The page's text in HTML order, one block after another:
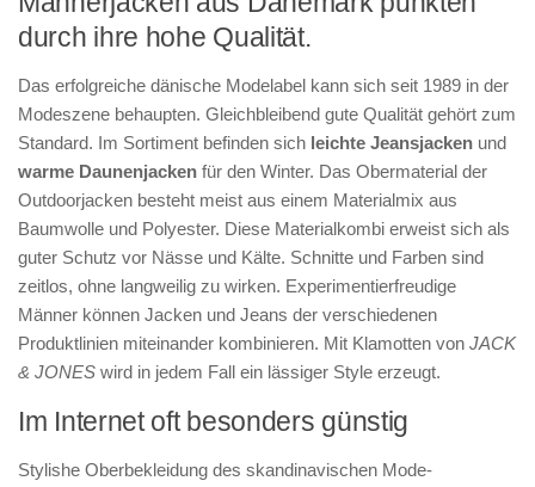
durch ihre hohe Qualität.
Das erfolgreiche dänische Modelabel kann sich seit 1989 in der
Modeszene behaupten. Gleichbleibend gute Qualität gehört zum
Standard. Im Sortiment befinden sich leichte Jeansjacken und
warme Daunenjacken für den Winter. Das Obermaterial der
Outdoorjacken besteht meist aus einem Materialmix aus
Baumwolle und Polyester. Diese Materialkombi erweist sich als
guter Schutz vor Nässe und Kälte. Schnitte und Farben sind
zeitlos, ohne langweilig zu wirken. Experimentierfreudige
Männer können Jacken und Jeans der verschiedenen
Produktlinien miteinander kombinieren. Mit Klamotten von JACK
& JONES wird in jedem Fall ein lässiger Style erzeugt.
Im Internet oft besonders günstig
Stylishe Oberbekleidung des skandinavischen Mode-